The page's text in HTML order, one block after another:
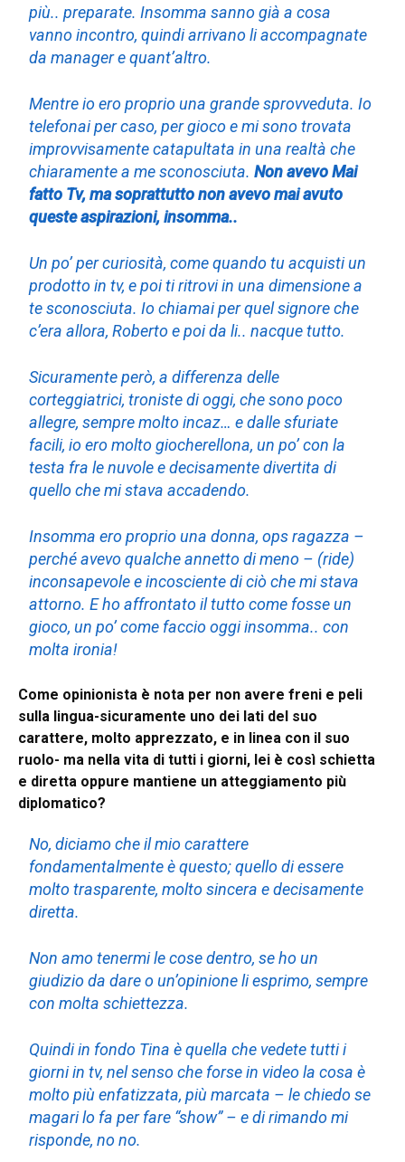
più.. preparate. Insomma sanno già a cosa
vanno incontro, quindi arrivano li accompagnate
da manager e quant’altro.
Mentre io ero proprio una grande sprovveduta. Io
telefonai per caso, per gioco e mi sono trovata
improvvisamente catapultata in una realtà che
chiaramente a me sconosciuta.Non avevo Mai
fatto Tv, ma soprattutto non avevo mai avuto
queste aspirazioni, insomma..
Un po’ per curiosità, come quando tu acquisti un
prodotto in tv, e poi ti ritrovi in una dimensione a
te sconosciuta. Io chiamai per quel signore che
c’era allora, Roberto e poi da li.. nacque tutto.
Sicuramente però, a differenza delle
corteggiatrici, troniste di oggi, che sono poco
allegre, sempre molto incaz… e dalle sfuriate
facili, io ero molto giocherellona, un po’ con la
testa fra le nuvole e decisamente divertita di
quello che mi stava accadendo.
Insomma ero proprio una donna, ops ragazza –
perché avevo qualche annetto di meno – (ride)
inconsapevole e incosciente di ciò che mi stava
attorno. E ho affrontato il tutto come fosse un
gioco, un po’ come faccio oggi insomma.. con
molta ironia!
Come opinionista è nota per non avere freni e peli
sulla lingua-sicuramente uno dei lati del suo
carattere, molto apprezzato, e in linea con il suo
ruolo- ma nella vita di tutti i giorni, lei è così schietta
e diretta oppure mantiene un atteggiamento più
diplomatico?
No, diciamo che il mio carattere
fondamentalmente è questo; quello di essere
molto trasparente, molto sincera e decisamente
diretta.
Non amo tenermi le cose dentro, se ho un
giudizio da dare o un’opinione li esprimo, sempre
con molta schiettezza.
Quindi in fondo Tina è quella che vedete tutti i
giorni in tv, nel senso che forse in video la cosa è
molto più enfatizzata, più marcata – le chiedo se
magari lo fa per fare “show” – e di rimando mi
risponde, no no.